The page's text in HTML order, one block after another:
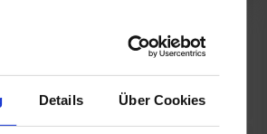
Details Über Cookies
für Studierende